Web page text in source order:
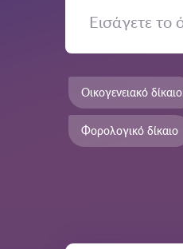
Οικογενειακό δίκαιο
Φορολογικό δίκαιο